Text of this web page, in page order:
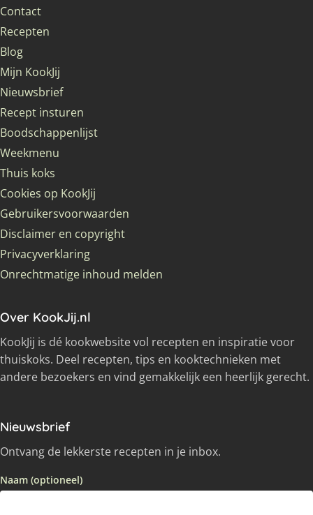
Contact
Recepten
Blog
Mijn KookJij
Nieuwsbrief
Recept insturen
Boodschappenlijst
Weekmenu
Thuis koks
Cookies op KookJij
Gebruikersvoorwaarden
Disclaimer en copyright
Privacyverklaring
Onrechtmatige inhoud melden
Over KookJij.nl
KookJij is dé kookwebsite vol recepten en inspiratie voor
thuiskoks. Deel recepten, tips en kooktechnieken met
andere bezoekers en vind gemakkelijk een heerlijk gerecht.
Nieuwsbrief
Ontvang de lekkerste recepten in je inbox.
Naam (optioneel)